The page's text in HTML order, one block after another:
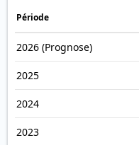
Période
2026 (Prognose)
2025
2024
2023